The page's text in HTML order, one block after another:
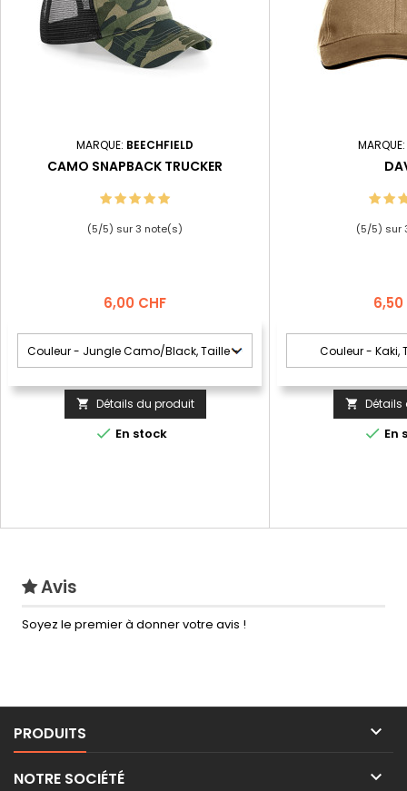
MARQUE: BEECHFIELD
CAMO SNAPBACK TRUCKER
(5/5) sur3 note(s)
Prix
6,00 CHF
 Détails du produit
 En stock
MARQUE:
(5/5) sur
Prix
6,50
 Détails
 En
Avis
Soyez le premier à donner votre avis !
PRODUITS 
NOTRE SOCIÉTÉ 